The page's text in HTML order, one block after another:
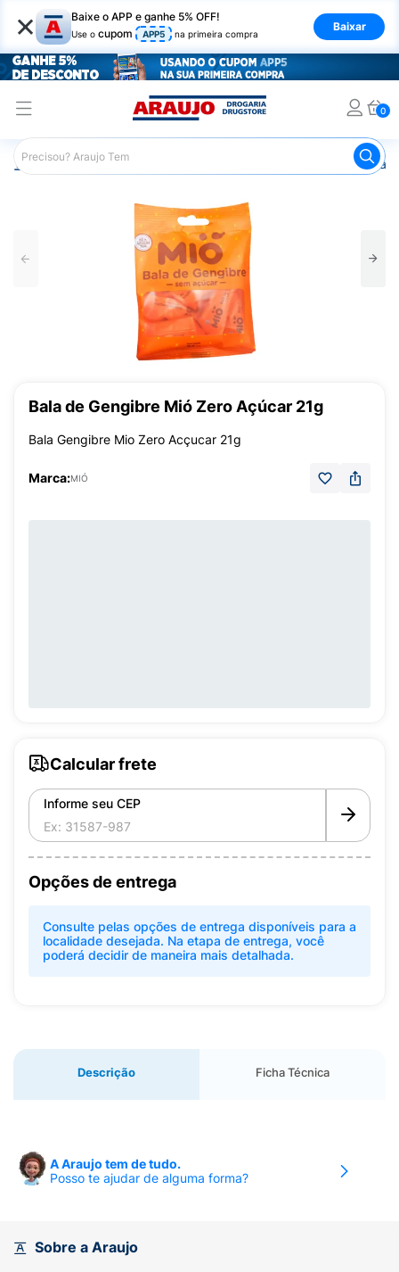
× Baixe o APP e ganhe 5% OFF!
Use o cupom APP5 na primeira compra
Baixar
0
Araujo Mercado
Bala de Gengibre Mió Zero Açúcar 21g
Bala Gengibre Mio Zero Acçucar 21g
Marca:MIÓ
Calcular frete
Informe seu CEP
Opções de entrega
Consulte pelas opções de entrega disponíveis para a
localidade desejada. Na etapa de entrega, você
poderá decidir de maneira mais detalhada.
Descrição Ficha Técnica
A Araujo tem de tudo.
Posso te ajudar de alguma forma?
Sobre a Araujo